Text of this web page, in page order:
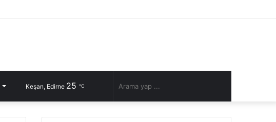
yap
Rastgele
Makale
Keşan, Edirne 25 ℃